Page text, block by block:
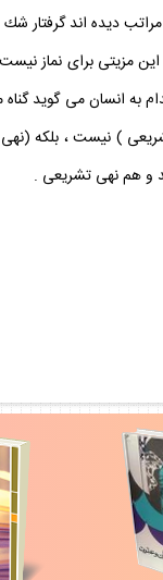
ديده اند گرفتار شك
مزيتى براى نماز
به انسان مى گويد
) نيست ، بلكه
و هم نهى تشريعى .